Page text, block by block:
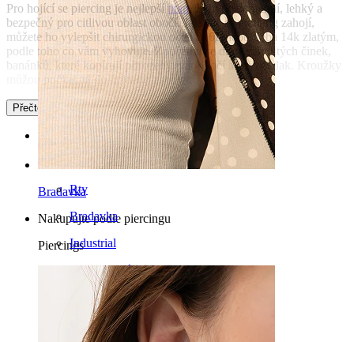
Bradavka
Nakupujte podle piercingu
Piercings
Pro hojící se piercing je nejlepšítitan. Je hypoalergenní, lehký a
bezpečný pro citlivou oblast obočí. Jakmile se piercing zahojí,
můžete ho vylepšit chirurgickou ocelí 316L nebo třeba 14k zlatým,
podle toho co vám vyhovuje. Zpočátku se držte zahnutých činek,
banánků, které kopírují přirozený tvar obočí a snižují tlak. Kroužky
můžou počkat až do úplného zahojení.
Přečtěte si více
Kategorie
Pupík
Rty
Bradavka
Industrial
Mikrodermál
Helix
Ucho